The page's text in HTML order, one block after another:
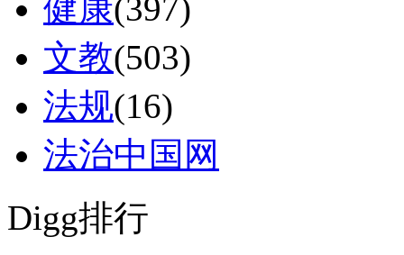
健康(397)
文教(503)
法规(16)
法治中国网
Digg排行